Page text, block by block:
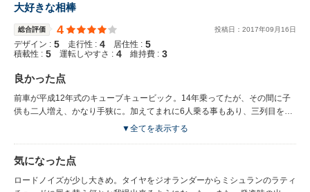
大好きな相棒
総合評価 4 投稿日： 2017年09 月 16日
デザイン : 5 走行性 : 4 居住性 : 5
積載性 : 5 運転しやすさ : 4 維持費 : 3
良かった点
前車が平成12年式のキューブキュービック。14年乗ってたが、その間に子
供も二人増え、かなり手狭に。加えてまれに6人乗る事もあり、三列目を使
うと荷物が全く載せられなくなるため買い替えを決意した。 とは言え、ミ
は大容量で、使い勝手が良い。また、キューブとの比較になるが、日産ディ
ーラーでの試乗で、走行安定性が段違いでとても驚いた。キューブは横風が
吹くとハンドルを持っていかれるので、高速道路の運転ではかなり神経を使
▼全てを表示する
気になった点
ロードノイズが少し大きめ。タイヤをジオランダーからミシュランのラティ